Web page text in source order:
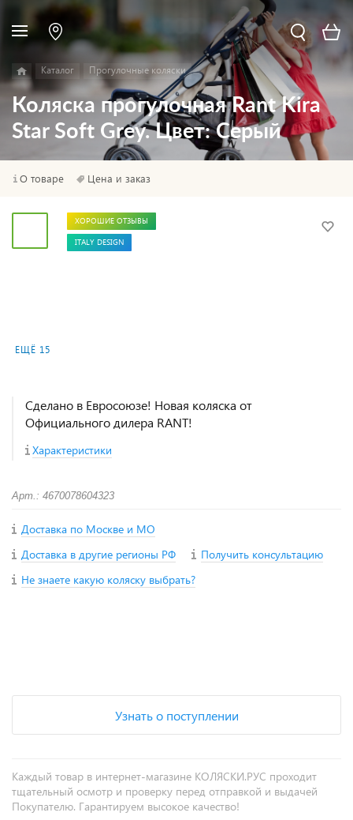
Каталог Прогулочные коляски
Коляска прогулочная Rant Kira
Star Soft Grey. Цвет: Серый
О товаре Цена и заказ
ЕЩЁ 15
ХОРОШИЕ ОТЗЫВЫ
ITALY DESIGN
Сделано в Евросоюзе! Новая коляска от
Официального дилера RANT!
Характеристики
Арт.: 4670078604323
Доставка по Москве и МО
Доставка в другие регионы РФ
Получить консультацию
Не знаете какую коляску выбрать?
Узнать о поступлении
Каждый товар в интернет-магазине КОЛЯСКИ.РУС проходит
тщательный осмотр и проверку перед отправкой и выдачей
Покупателю. Гарантируем высокое качество!